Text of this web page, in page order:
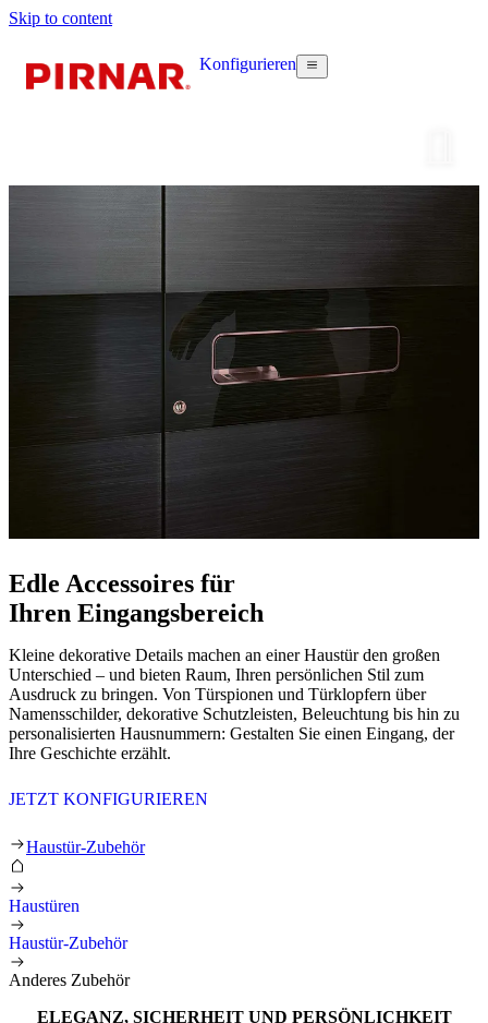
Skip to content
Konfigurieren
Edle Accessoires für
Ihren Eingangsbereich
Kleine dekorative Details machen an einer Haustür den großen
Unterschied – und bieten Raum, Ihren persönlichen Stil zum
Ausdruck zu bringen. Von Türspionen und Türklopfern über
Namensschilder, dekorative Schutzleisten, Beleuchtung bis hin zu
personalisierten Hausnummern: Gestalten Sie einen Eingang, der
Ihre Geschichte erzählt.
JETZT KONFIGURIEREN
Anderes Zubehör
Haustür-Zubehör
Haustüren
Haustür-Zubehör
Anderes Zubehör
ELEGANZ, SICHERHEIT UND PERSÖNLICHKEIT